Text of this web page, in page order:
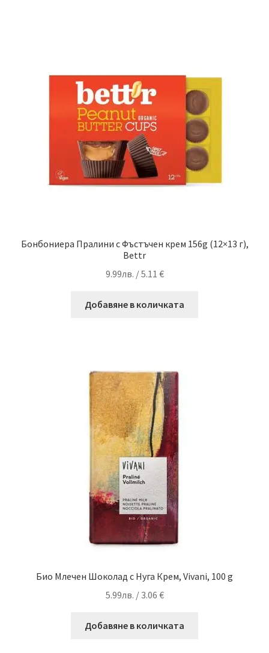
Бонбониера Пралини с Фъстъчен крем 156g (12×13 г),
Bettr
9.99лв. / 5.11 €
Добавяне в количката
Био Млечен Шоколад с Нуга Крем, Vivani, 100 g
5.99лв. / 3.06 €
Добавяне в количката